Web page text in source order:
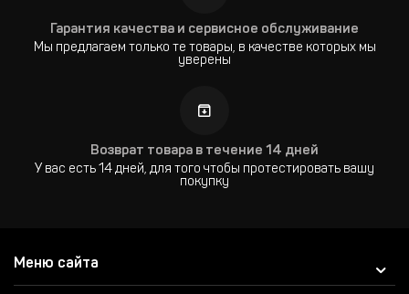
Гарантия качества и сервисное обслуживание
Мы предлагаем только те товары, в качестве которых мы
уверены
Возврат товара в течение 14 дней
У вас есть 14 дней, для того чтобы протестировать вашу
покупку
Меню сайта